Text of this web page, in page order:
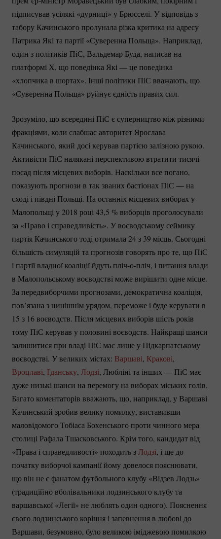
підписував усілякі «дурниці» у Брюсселі. У відповідь з
табору Качинського пролунала різка критика на адресу
Патрика Які та партії «Суверенна Польща». Наприклад,
один з політиків ПіС, Вальдемар Буда, написав на
платформі X, що поведінка Які — це поведінка
«хлопчика в шортах». Інші політики ПіС вважають, що
«Суверенна Польща» руйнує єдність правих сил.
Зрозуміло, що всередині ПіС є суперництво між різними
фракціями, коли слабшає авторитет Ярослава
Качинського, який досі керував партією залізною рукою.
Активісти ПіС налякані перспективою втратити тисячі
посад після місцевих виборів. Наскільки все погано,
показують прогнози в так званих бастіонах ПіС — на
сході і півдні Польщі. На останніх місцевих виборах у
Малопольщі у 2018 році 43,5 %виборців проголосували
за «Право і справедливість». У воєводському сеймику
партія Качинського тоді отримала 24 з 39 місць. Сьогодні
більшість симуляцій та прогнозів говорять про те, що ПіС
і партії владної коаліції йдутьпліч-о-пліч, і питання влади
в Малопольському воєводстві може вирішити одне місце.
За передвиборчими прогнозами, демократична коаліція,
пов’язана з нинішнім урядом, переможе і буде керувати в
15 з 16 воєводств. Після місцевих виборів шість років
тому ПіС керував у половині воєводств. Найкращі шанси
залишитися при владі ПіС має лише у Підкарпатському
воєводстві. У великих містах: Варшаві, Кракові,
Вроцлаві, Ґданську, Лодзі, Любліні та інших — ПіС має
дуже низькі шанси на перемогу на виборах міських голів.
Багато коментаторів вважають, що, наприклад, у Варшаві
Качинський зробив велику помилку, виставивши
маловідомого Тобіаса Бохенського проти чинного мера
столиці Рафала Тшасковського. Крім того, кандидат від
«Права і справедливості» походить зЛодзі, і ще до
початку виборчої кампанії йому довелося пояснювати,
що він не є фанатом футбольного клубу «Відзев Лодзь»
(традиційно вболівальники лодзинського клубу та
варшавської «Легії» не люблять один одного). Пояснення
свого лодзинського коріння і запевнення в любові до
Варшави, безумовно, було великою іміджевою помилкою